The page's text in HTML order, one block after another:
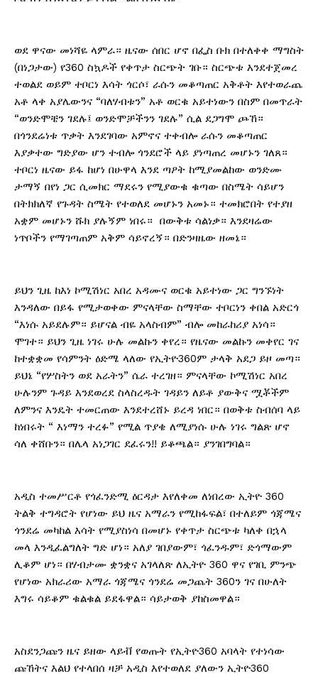
ወደ ዋናው መነሻዬ ላምራ። ዜናው ሰበር ሆኖ በፌስ ቡክ በተለቀቀ ማግስት
(በነጋታው) የ360 ስኳዶች የቀጥታ ስርጭት ገቡ። ስርጭቱ እንደተጀመረ
ተወልደ ወይም ተቦርነ እሳት ጎርሶ፣ ራሱን መቆጣጠር አቅቶት እየተወራጨ
አቶ ላቀ አያሌውንና “ባለሃብቱን” አቶ ወርቁ አይተነውን በስም በመጥራት
“ወንድሞቼን ገደሉ፤ ወንድሞቻችንን ገደሉ” ሲል ደጋግሞ ጮኸ።
በጎንደሬነቱ ጥቃት እንደገባው አምኖና ተቀብሎ ራሱን መቆጣጠር
እያቃተው ግድያው ሆን ተብሎ ጎንደሮች ላይ ያነጣጠረ መሆኑን ገለጸ።
ተቦርነ ዜናው ይፋ ከሆነ በሁዋላ እንደ ጣዖት ከሚያመልከው ወንድሙ
ታማኝ በየነ ጋር ሲመክር ማደሩን የሚያውቁ ቁጣው በስሜት ሳይሆን
በትክክለኛ የጉዳት ስሜት የተወለደ መሆኑን አመኑ። ተመክሮበት የተያዘ
አቋም መሆኑን ሹክ ያሉኝም ነበሩ። በውቅቱ ሳልነቃ። እንደዛሬው
ነጥቦችን የማገጣጠም አቅም ሳይኖረኝ። በድንዛዜው ዘመኔ።
ይህን ጊዜ ከእነ ኮሚሽነር አበረ አዳሙና ወርቁ አይተነው ጋር ግንኙነት
እንዳለው በይፋ የሚታወቀው ምናላቸው ስማቸው ተቦርነን ቀበል አድርጎ
“እነሱ አይደሉም። ይሆናል ብዬ አላስብም” ብሎ መከራከሪያ አነሳ።
ሞገተ። ይህን ጊዜ ነገሩ ሁሉ መልኩን ቀየረ። የዜናው መልኩን መቀየር ገና
ከተቋቋመ የሳምንት ዕድሜ ላለው የኢትዮ360ም ታላቅ አደጋ ይዞ መጣ።
ይህኔ “የሦስትን ወደ አራትን” ሴራ ተረገዘ። ምናላቸው ኮሚሽነር አበረ
ሁሉንም ጉዳይ እንደወረደ ስላስረዱት ገዳይን ለይቶ ያውቅና ሟቾችም
ለምንና እንዴት ተመርጠው እንደተረሸኑ ይረዳ ነበር። በወቅቱ ስብሰባ ላይ
ከነበሩት “ እነማን ተረፉ” የሚል ጥያቄ ለሚያነሱ ሁሉ ነገሩ ግልጽ ሆኖ
ሳለ ቀሸቡን። በሌላ አነጋገር ደፈሩን!! ይቆጫል። ያንገበግባል።
አዲስ ተመሥርቶ የጎፈንድሚ ዕርዳታ እየለቀመ ለነበረው ኢትዮ 360
ትልቅ ተግዳሮት የሆነው ይህ ዜና አማራን የሚከፋፍል፣ በተለይም ጎጃሜና
ጎንደሬ መካከል እሳት የሚያስነሳ በመሆኑ የቀጥታ ስርጭቱ ካለቀ በኋላ
መላ እንዲፈልግለት ግድ ሆነ። አለያ ገበያውም፣ ጎፈንዱም፣ ድጎማውም
ሊቆም ሆነ። በሃብታሙ ቋንቋና አገላለጽ ለኢትዮ 360 ዋና የገቢ ምንጭ
የሆነው አክራሪው አማራ ጎጃሜና ጎንደሬ መጋጨት 360ን ገና በሁለት
እግሩ ሳይቆም ቁልቁል ይደፋዋል። ሳይታወቅ ያከስመዋል።
አስደንጋጩን ዜና ይዘው ላይቭ የወጡት የኢትዮ360 አባላት የተነሳው
ጩኸትና እልህ የተላበሰ ዛቻ አዲስ እየተወለደ ያለውን ኢትዮ360